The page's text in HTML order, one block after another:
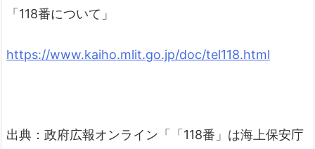
「118番について」
https://www.kaiho.mlit.go.jp/doc/tel118.html
出典：政府広報オンライン「「118番」は海上保安庁